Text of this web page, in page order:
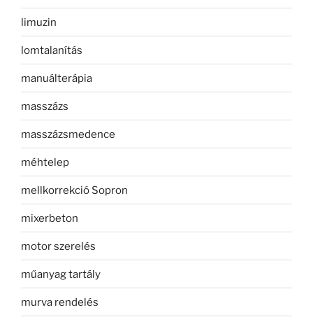
limuzin
lomtalanítás
manuálterápia
masszázs
masszázsmedence
méhtelep
mellkorrekció Sopron
mixerbeton
motor szerelés
műanyag tartály
murva rendelés